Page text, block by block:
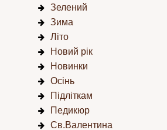
Зелений
Зима
Літо
Новий рік
Новинки
Осінь
Підліткам
Педикюр
Св.Валентина